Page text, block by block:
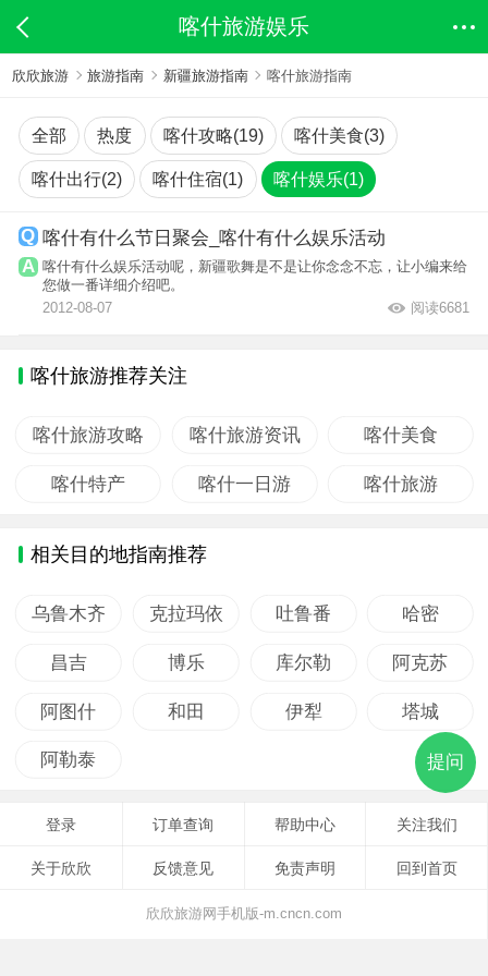
喀什旅游娱乐
欣欣旅游 旅游指南 新疆旅游指南 喀什旅游指南
全部 热度 喀什攻略(19) 喀什美食(3)
喀什出行(2) 喀什住宿(1) 喀什娱乐(1)
喀什有什么节日聚会_喀什有什么娱乐活动
喀什有什么娱乐活动呢，新疆歌舞是不是让你念念不忘，让小编来给
您做一番详细介绍吧。
2012-08-07
阅读6681
喀什旅游推荐关注
喀什旅游攻略 喀什旅游资讯 喀什美食
喀什特产 喀什一日游 喀什旅游
相关目的地指南推荐
乌鲁木齐 克拉玛依 吐鲁番 哈密
昌吉 博乐 库尔勒 阿克苏
阿图什 和田 伊犁 塔城
阿勒泰 提问
登录 订单查询 帮助中心 关注我们
关于欣欣 反馈意见 免责声明 回到首页
欣欣旅游网手机版-m.cncn.com